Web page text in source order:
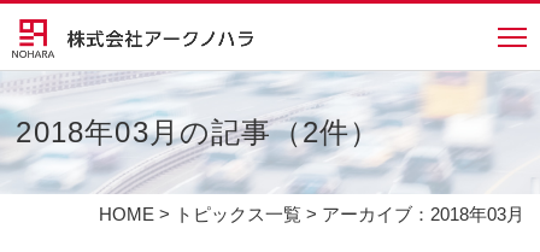
2018年03月の記事（2件）
HOME > トピックス一覧 > アーカイブ：2018年03月